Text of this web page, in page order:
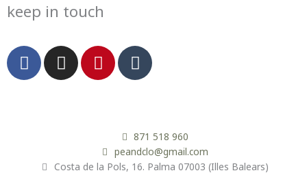
keep in touch
F
a
c
I
n
s
a
P
i
n
e
s
T
u
m
r
871 518 960
peandclo@gmail.com
Costa de la Pols, 16. Palma 07003 (Illes Balears)